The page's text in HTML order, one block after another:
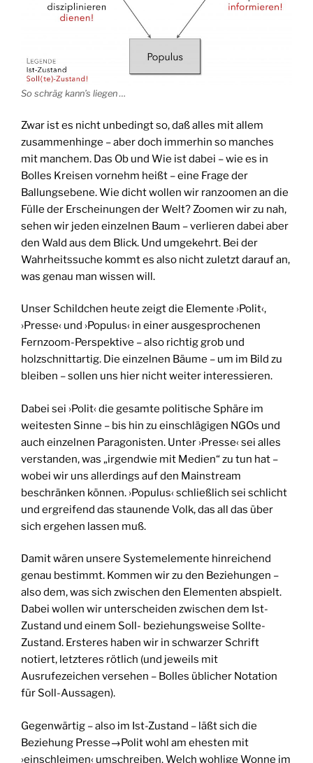
So schräg kann’s liegen …
Zwar ist es nicht unbedingt so, daß alles mit allem
zusammenhinge – aber doch immerhin so manches
mit manchem. Das Ob und Wie ist dabei – wie es in
Bolles Kreisen vornehm heißt – eine Frage der
Ballungsebene. Wie dicht wollen wir ranzoomen an die
Fülle der Erscheinungen der Welt? Zoomen wir zu nah,
sehen wir jeden einzelnen Baum – verlieren dabei aber
den Wald aus dem Blick. Und umgekehrt. Bei der
Wahrheitssuche kommt es also nicht zuletzt darauf an,
was genau man wissen will.
Unser Schildchen heute zeigt die Elemente ›Polit‹,
›Presse‹ und ›Populus‹ in einer ausgesprochenen
Fernzoom-Perspektive – also richtig grob und
holzschnittartig. Die einzelnen Bäume – um im Bild zu
bleiben – sollen uns hier nicht weiter interessieren.
Dabei sei ›Polit‹ die gesamte politische Sphäre im
weitesten Sinne – bis hin zu einschlägigen NGOs und
auch einzelnen Paragonisten. Unter ›Presse‹ sei alles
verstanden, was „irgendwie mit Medien“ zu tun hat –
wobei wir uns allerdings auf den Mainstream
beschränken können. ›Populus‹ schließlich sei schlicht
und ergreifend das staunende Volk, das all das über
sich ergehen lassen muß.
Damit wären unsere Systemelemente hinreichend
genau bestimmt. Kommen wir zu den Beziehungen –
also dem, was sich zwischen den Elementen abspielt.
Dabei wollen wir unterscheiden zwischen dem Ist-
Zustand und einem Soll- beziehungsweise Sollte-
Zustand. Ersteres haben wir in schwarzer Schrift
notiert, letzteres rötlich (und jeweils mit
Ausrufezeichen versehen – Bolles üblicher Notation
für Soll-Aussagen).
Gegenwärtig – also im Ist-Zustand – läßt sich die
Beziehung Presse→Polit wohl am ehesten mit
›einschleimen‹ umschreiben. Welch wohlige Wonne im